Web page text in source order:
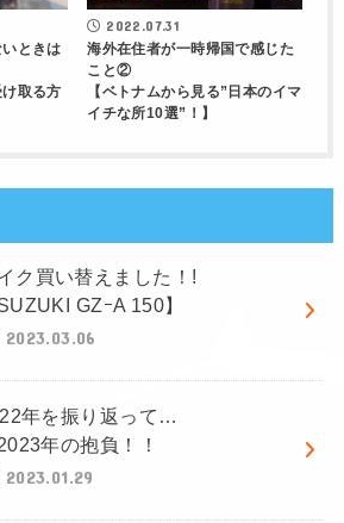
ときは
け取る方
2022.07.31
海外在住者が一時帰国で感じた
こと②
【ベトナムから見る”日本のイマ
イチな所10選”！】
ク買い替えました！!
SUZUKI GZｰA 150】
2023.03.06
年を振り返って…
年の抱負！！
2023.01.29